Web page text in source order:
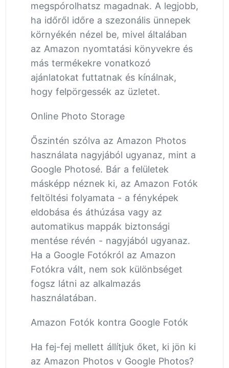
megspórolhatsz magadnak. A legjobb,
ha időről időre a szezonális ünnepek
környékén nézel be, mivel általában
az Amazon nyomtatási könyvekre és
más termékekre vonatkozó
ajánlatokat futtatnak és kínálnak,
hogy felpörgessék az üzletet.
Online Photo Storage
Őszintén szólva az Amazon Photos
használata nagyjából ugyanaz, mint a
Google Photosé. Bár a felületek
másképp néznek ki, az Amazon Fotók
feltöltési folyamata - a fényképek
eldobása és áthúzása vagy az
automatikus mappák biztonsági
mentése révén - nagyjából ugyanaz.
Ha a Google Fotókról az Amazon
Fotókra vált, nem sok különbséget
fogsz látni az alkalmazás
használatában.
Amazon Fotók kontra Google Fotók
Ha fej-fej mellett állítjuk őket, ki jön ki
az Amazon Photos v Google Photos?